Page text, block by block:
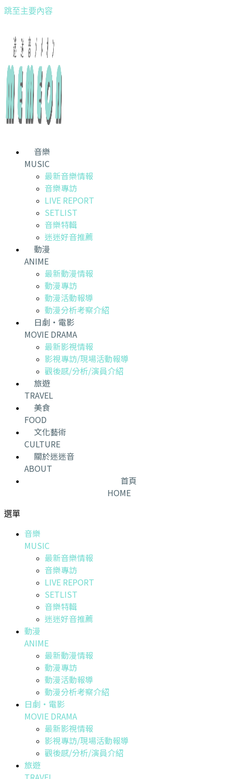
跳至主要內容
音樂
MUSIC
最新音樂情報
音樂專訪
LIVE REPORT
SETLIST
音樂特輯
迷迷好音推薦
動漫
ANIME
最新動漫情報
動漫專訪
動漫活動報導
動漫分析考察介紹
日劇・電影
MOVIE DRAMA
最新影視情報
影視專訪/現場活動報導
觀後感/分析/演員介紹
旅遊
TRAVEL
美食
FOOD
文化藝術
CULTURE
關於迷迷音
ABOUT
首頁
HOME
選單
音樂
MUSIC
最新音樂情報
音樂專訪
LIVE REPORT
SETLIST
音樂特輯
迷迷好音推薦
動漫
ANIME
最新動漫情報
動漫專訪
動漫活動報導
動漫分析考察介紹
日劇・電影
MOVIE DRAMA
最新影視情報
影視專訪/現場活動報導
觀後感/分析/演員介紹
旅遊